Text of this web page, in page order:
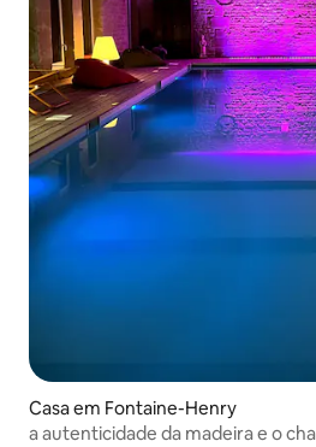
Casa em Fontaine-Henry
a autenticidade da madeira e o